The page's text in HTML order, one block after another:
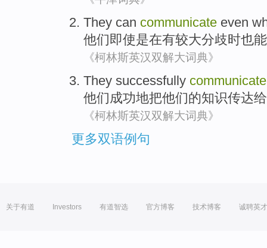
They can communicate even
他们即使是在有较大分歧时也能
《柯林斯英汉双解大词典》
They successfully communicate
他们成功地把他们的知识传达给
《柯林斯英汉双解大词典》
更多双语例句
关于有道 Investors 有道智选 官方博客 技术博客 诚聘英才